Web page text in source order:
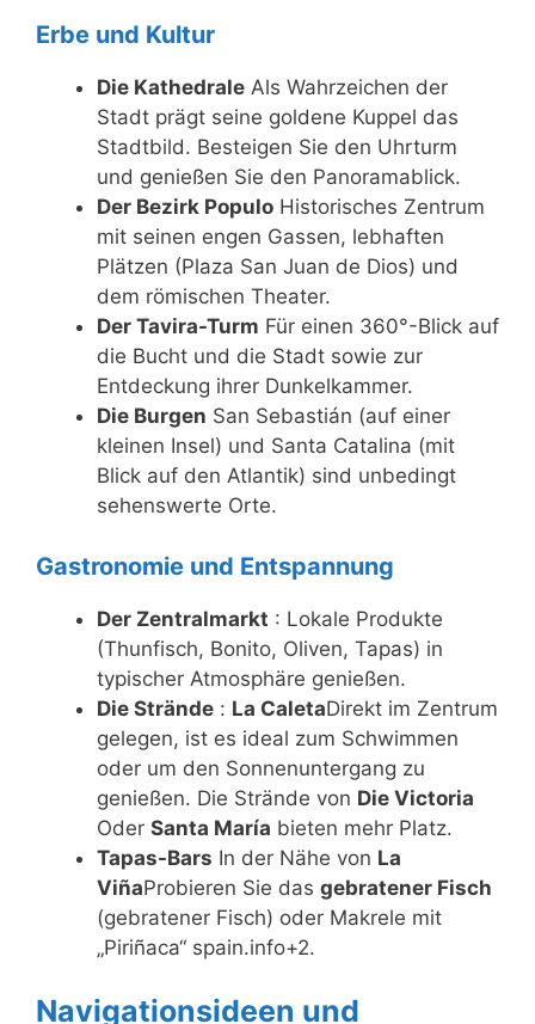
Erbe und Kultur
Die Kathedrale Als Wahrzeichen der
Stadt prägt seine goldene Kuppel das
Stadtbild. Besteigen Sie den Uhrturm
und genießen Sie den Panoramablick.
Der Bezirk Populo Historisches Zentrum
mit seinen engen Gassen, lebhaften
Plätzen (Plaza San Juan de Dios) und
dem römischen Theater.
Der Tavira-Turm Für einen 360°-Blick auf
die Bucht und die Stadt sowie zur
Entdeckung ihrer Dunkelkammer.
Die Burgen San Sebastián (auf einer
kleinen Insel) und Santa Catalina (mit
Blick auf den Atlantik) sind unbedingt
sehenswerte Orte.
Gastronomie und Entspannung
Der Zentralmarkt : Lokale Produkte
(Thunfisch, Bonito, Oliven, Tapas) in
typischer Atmosphäre genießen.
Die Strände : La CaletaDirekt im Zentrum
gelegen, ist es ideal zum Schwimmen
oder um den Sonnenuntergang zu
genießen. Die Strände von Die Victoria
Oder Santa María bieten mehr Platz.
Tapas-Bars In der Nähe von La
ViñaProbieren Sie das gebratener Fisch
(gebratener Fisch) oder Makrele mit
„Piriñaca“ spain.info+2.
Navigationsideen und